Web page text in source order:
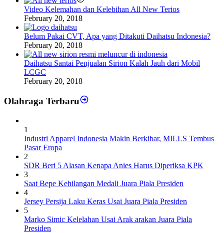
Video Kelemahan dan Kelebihan All New Terios
February 20, 2018
Belum Pakai CVT, Apa yang Ditakuti Daihatsu Indonesia?
February 20, 2018
Daihatsu Santai Penjualan Sirion Kalah Jauh dari Mobil
LCGC
February 20, 2018
Olahraga Terbaru
1
Industri Apparel Indonesia Makin Berkibar, MILLS Tembus
Pasar Eropa
2
SDR Beri 5 Alasan Kenapa Anies Harus Diperiksa KPK
3
Saat Bepe Kehilangan Medali Juara Piala Presiden
4
Jersey Persija Laku Keras Usai Juara Piala Presiden
5
Marko Simic Kelelahan Usai Arak arakan Juara Piala
Presiden